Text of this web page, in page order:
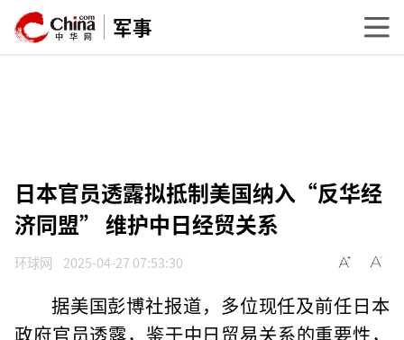
军事
日本官员透露拟抵制美国纳入“反华经
济同盟” 维护中日经贸关系
环球网 2025-04-27 07:53:30
据美国彭博社报道，多位现任及前任日本
政府官员透露，鉴于中日贸易关系的重要性，